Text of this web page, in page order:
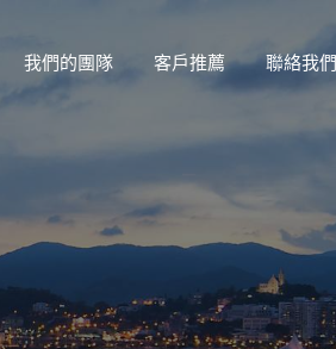
我們的團隊 客戶推薦 聯絡我們